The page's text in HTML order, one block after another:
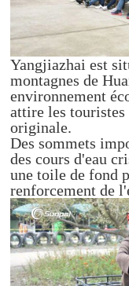
Yangjiazhai est
montagnes de
environnement
attire les touristes
originale.
Des sommets
des cours d'eau
une toile de fond
renforcement de